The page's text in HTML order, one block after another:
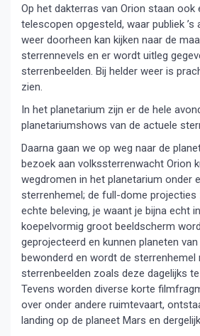
Op het dakterras van Orion staan ook
telescopen opgesteld, waar publiek ’s
weer doorheen kan kijken naar de
sterrennevels en er wordt uitleg
sterrenbeelden. Bij helder weer is
zien.
In het planetarium zijn er de hele
planetariumshows van de actuele
Daarna gaan we op weg naar de
bezoek aan volkssterrenwacht Orion
wegdromen in het planetarium onder
sterrenhemel; de full-dome projecties
echte beleving, je waant je bijna echt
koepelvormig groot beeldscherm
geprojecteerd en kunnen planeten
bewonderd en wordt de sterrenhemel
sterrenbeelden zoals deze dagelijks
Tevens worden diverse korte
over onder andere ruimtevaart,
landing op de planeet Mars en